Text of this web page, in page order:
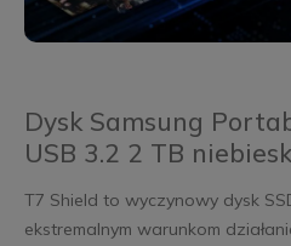
Dysk Samsung
USB 3.2 2 TB
T7 Shield to wyczynowy dysk
ekstremalnym warunkom